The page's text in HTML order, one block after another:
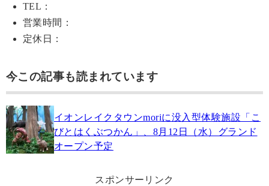
TEL：
営業時間：
定休日：
今この記事も読まれています
イオンレイクタウンmoriに没入型体験施設「こ
びとはくぶつかん」、8月12日（水）グランド
オープン予定
スポンサーリンク